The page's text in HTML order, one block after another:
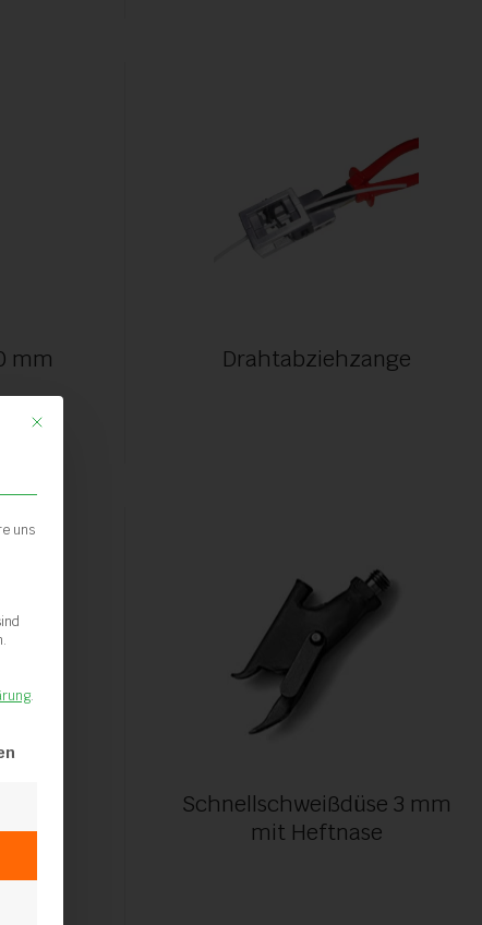
mm Drahtabziehzange
Schnellschweißdüse 3 mm
mit Heftnase
Mit diesem Button wird der Dialog geschlossen. Seine Funktionalität ist
uns
.
kann. Die erste Service-Gruppe ist essenziell und kann